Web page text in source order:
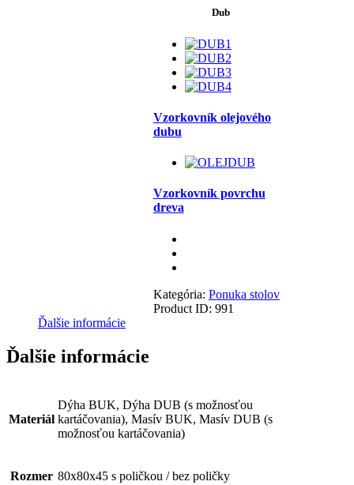
Dub
Vzorkovník olejového
dubu
Vzorkovník povrchu
dreva
Kategória: Ponuka stolov
Product ID: 991
Ďalšie informácie
Ďalšie informácie
Materiál
Dýha BUK, Dýha DUB (s možnosťou
kartáčovania), Masív BUK, Masív DUB (s
možnosťou kartáčovania)
Rozmer 80x80x45 s poličkou / bez poličky